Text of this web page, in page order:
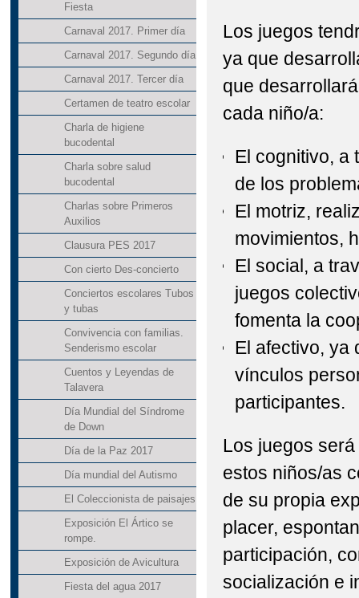
Fiesta
Carnaval 2017. Primer día
Carnaval 2017. Segundo día
Carnaval 2017. Tercer día
Certamen de teatro escolar
Charla de higiene
bucodental
Charla sobre salud
bucodental
Charlas sobre Primeros
Auxilios
Clausura PES 2017
Con cierto Des-concierto
Conciertos escolares Tubos
y tubas
Convivencia con familias.
Senderismo escolar
Cuentos y Leyendas de
Talavera
Día Mundial del Síndrome
de Down
Día de la Paz 2017
Día mundial del Autismo
El Coleccionista de paisajes
Exposición El Ártico se
rompe.
Exposición de Avicultura
Fiesta del agua 2017
Los juegos
ya que
que
cada niño/a:
El cognitivo, a
de los
El motriz,
movimientos,
El social, a
juegos
fomenta la
El afectivo, ya
vínculos
participantes.
Los juegos
estos niños/as
de su propia
placer,
participación,
socialización e